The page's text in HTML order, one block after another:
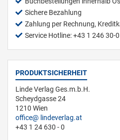
Sichere Bezahlung
Zahlung per Rechnung,
Service Hotline: +43 1 246 30-0
PRODUKTSICHERHEIT
Linde Verlag Ges.m.b.H.
Scheydgasse 24
1210 Wien
office
lindeverlag.at
+43 1 24 630 - 0